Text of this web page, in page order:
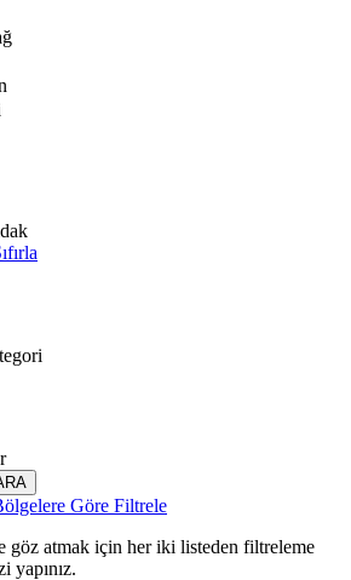
Göre Filtrele
göz atmak için her iki listeden filtreleme
yapınız.